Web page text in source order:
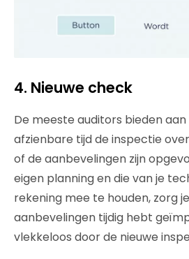
4. Nieuwe check
De meeste auditors bieden
afzienbare tijd de inspectie
of de aanbevelingen zijn
eigen planning en die van je
rekening mee te houden, zorg
aanbevelingen tijdig hebt
vlekkeloos door de nieuwe